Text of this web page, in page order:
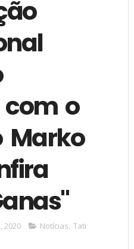
o
Marko
2020 Notícias, Tati